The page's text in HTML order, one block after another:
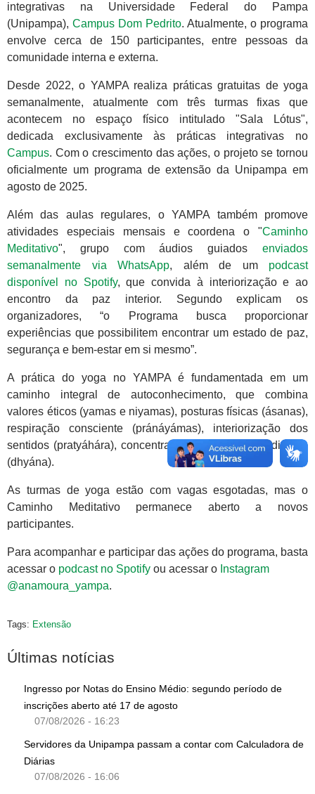
integrativas na Universidade Federal do Pampa
(Unipampa), Campus Dom Pedrito. Atualmente, o programa
envolve cerca de 150 participantes, entre pessoas da
comunidade interna e externa.
Desde 2022, o YAMPA realiza práticas gratuitas de yoga
semanalmente, atualmente com três turmas fixas que
acontecem no espaço físico intitulado "Sala Lótus",
dedicada exclusivamente às práticas integrativas no
Campus. Com o crescimento das ações, o projeto se tornou
oficialmente um programa de extensão da Unipampa em
agosto de 2025.
Além das aulas regulares, o YAMPA também promove
atividades especiais mensais e coordena o "Caminho
Meditativo", grupo com áudios guiados enviados
semanalmente via WhatsApp, além de um podcast
disponível no Spotify, que convida à interiorização e ao
encontro da paz interior. Segundo explicam os
organizadores, “o Programa busca proporcionar
experiências que possibilitem encontrar um estado de paz,
segurança e bem-estar em si mesmo”.
A prática do yoga no YAMPA é fundamentada em um
caminho integral de autoconhecimento, que combina
valores éticos (yamas e niyamas), posturas físicas (ásanas),
respiração consciente (pránáyámas), interiorização dos
sentidos (pratyáhára), concentração (dhárana) e meditação
(dhyána).
As turmas de yoga estão com vagas esgotadas, mas o
Caminho Meditativo permanece aberto a novos
participantes.
Para acompanhar e participar das ações do programa, basta
acessar o podcast no Spotify ou acessar o Instagram
@anamoura_yampa.
Tags: Extensão
Últimas notícias
Ingresso por Notas do Ensino Médio: segundo período de
inscrições aberto até 17 de agosto
07/08/2026 - 16:23
Servidores da Unipampa passam a contar com Calculadora de
Diárias
07/08/2026 - 16:06